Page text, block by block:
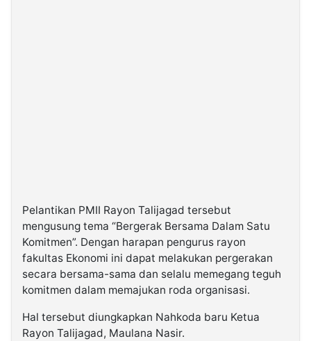
Pelantikan PMII Rayon Talijagad tersebut
mengusung tema “Bergerak Bersama Dalam Satu
Komitmen”. Dengan harapan pengurus rayon
fakultas Ekonomi ini dapat melakukan pergerakan
secara bersama-sama dan selalu memegang teguh
komitmen dalam memajukan roda organisasi.
Hal tersebut diungkapkan Nahkoda baru Ketua
Rayon Talijagad, Maulana Nasir.